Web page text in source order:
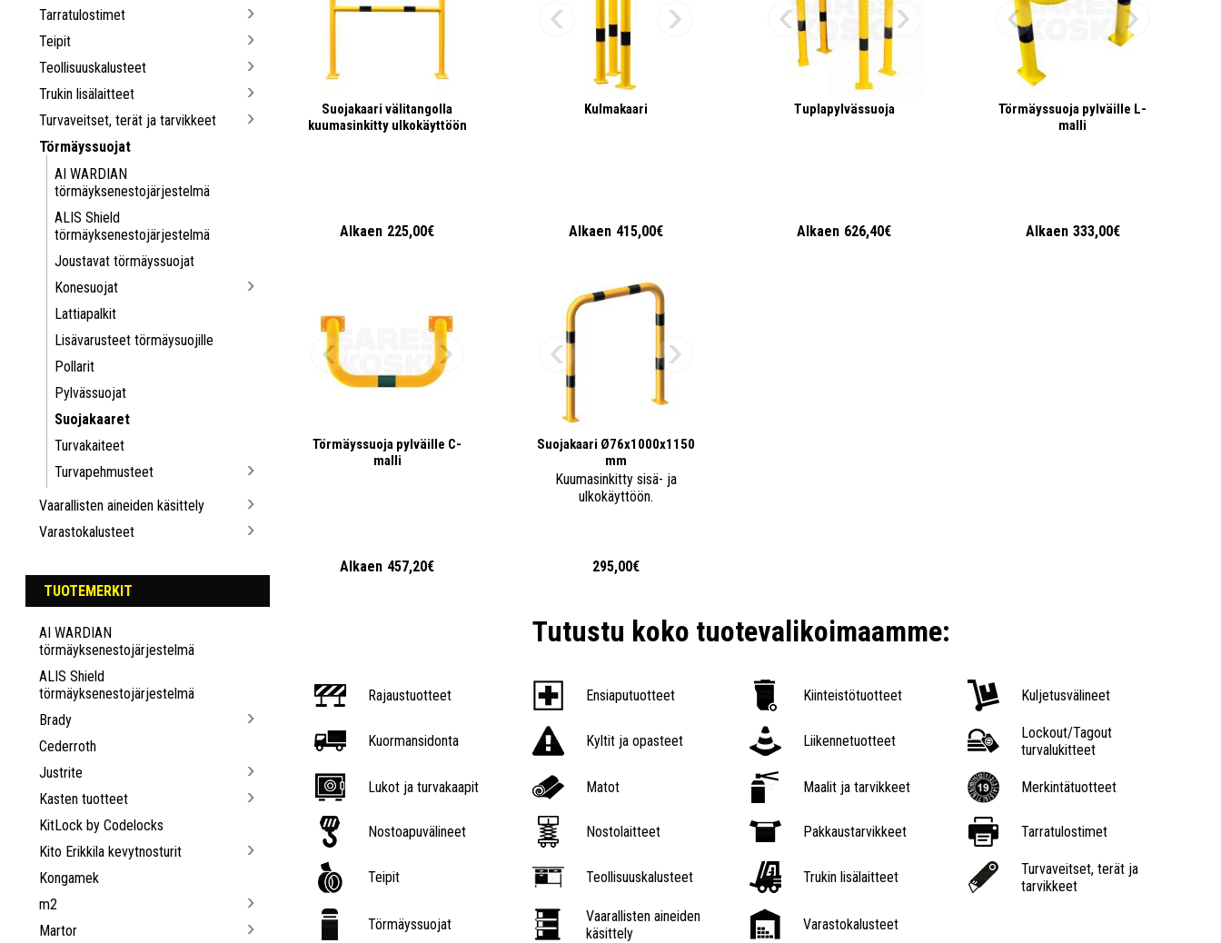
Tarratulostimet
Teipit
Teollisuuskalusteet
Trukin lisälaitteet
Turvaveitset, terät ja tarvikkeet
Törmäyssuojat
AI WARDIAN
törmäyksenestojärjestelmä
ALIS Shield
törmäyksenestojärjestelmä
Joustavat törmäyssuojat
Konesuojat
Lattiapalkit
Lisävarusteet törmäysuojille
Pollarit
Pylvässuojat
Suojakaaret
Turvakaiteet
Turvapehmusteet
Vaarallisten aineiden käsittely
Varastokalusteet
TUOTEMERKIT
AI WARDIAN
törmäyksenestojärjestelmä
ALIS Shield
törmäyksenestojärjestelmä
Brady
Cederroth
Justrite
Kasten tuotteet
KitLock by Codelocks
Kito Erikkila kevytnosturit
Kongamek
m2
Martor
Suojakaari välitangolla
kuumasinkitty ulkokäyttöön
Alkaen 225,00€
Kulmakaari
Alkaen 415,00€
Tuplapylvässuoja
Alkaen 626,40€
Törmäyssuoja pylväille L-
malli
Alkaen 333,00€
Törmäyssuoja pylväille C-
malli
Alkaen 457,20€
Suojakaari Ø76x1000x1150
mm
Kuumasinkitty sisä- ja
ulkokäyttöön.
295,00€
Tutustu koko tuotevalikoimaamme:
Rajaustuotteet Ensiaputuotteet Kiinteistötuotteet Kuljetusvälineet
Kuormansidonta Kyltit ja opasteet Liikennetuotteet
Lockout/Tagout
turvalukitteet
Lukot ja turvakaapit Matot Maalit ja tarvikkeet Merkintätuotteet
Nostoapuvälineet Nostolaitteet Pakkaustarvikkeet Tarratulostimet
Teipit Teollisuuskalusteet Trukin lisälaitteet
Turvaveitset, terät ja
tarvikkeet
Törmäyssuojat
Vaarallisten aineiden
käsittely
Varastokalusteet